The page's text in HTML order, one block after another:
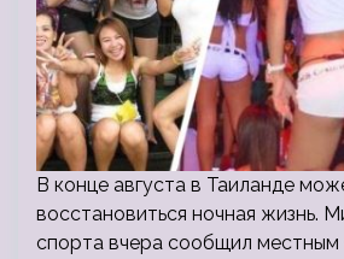
В конце августа в Таиланде
восстановиться ночная жизнь.
спорта вчера сообщил